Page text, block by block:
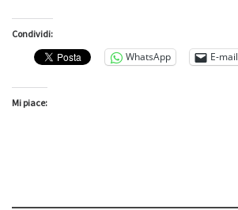
Condividi:
WhatsApp E-mail
Mi piace: